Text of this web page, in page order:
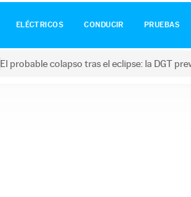
ELÉCTRICOS CONDUCIR PRUEBAS
El probable colapso tras el eclipse: la DGT